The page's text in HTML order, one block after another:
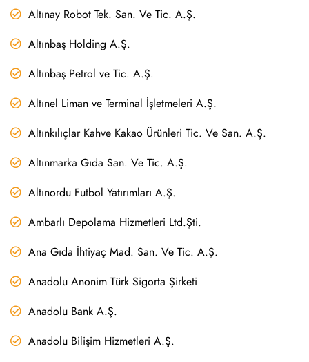
Altınay Robot Tek. San. Ve Tic. A.Ş.
Altınbaş Holding A.Ş.
Altınbaş Petrol ve Tic. A.Ş.
Altınel Liman ve Terminal İşletmeleri A.Ş.
Altınkılıçlar Kahve Kakao Ürünleri Tic. Ve San. A.Ş.
Altınmarka Gıda San. Ve Tic. A.Ş.
Altınordu Futbol Yatırımları A.Ş.
Ambarlı Depolama Hizmetleri Ltd.Şti.
Ana Gıda İhtiyaç Mad. San. Ve Tic. A.Ş.
Anadolu Anonim Türk Sigorta Şirketi
Anadolu Bank A.Ş.
Anadolu Bilişim Hizmetleri A.Ş.